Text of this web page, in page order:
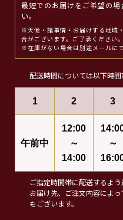
最短でのお届けをご希望の場
い。
※天候・諸事情・お届けする地域
合がございます。ご了承ください。
※在庫がない場合は別途メールに
配送時間については以下時間
1 2 3
午前中
12:00
～
14:00
～
ご指定時間帯に配送するよう
お届け先、ご注文内容によ
もございます。